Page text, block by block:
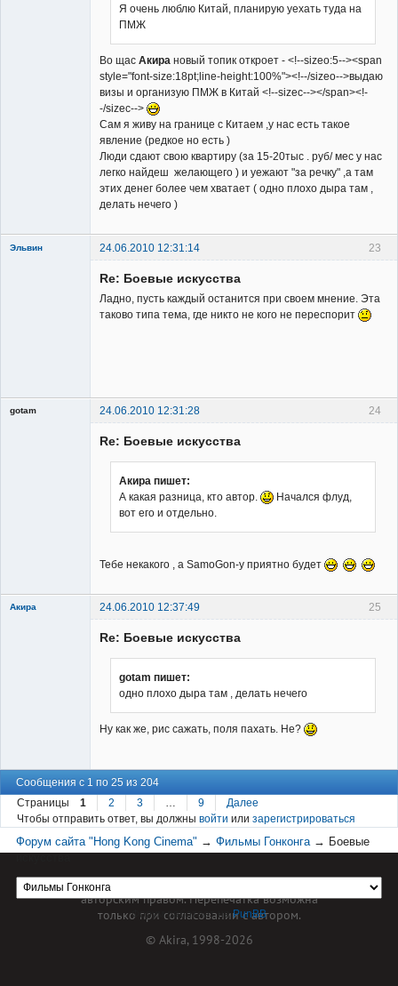
Я очень люблю Китай, планирую уехать туда на
ПМЖ
Во щас Акира новый топик откроет - <!--sizeo:5--><span
style="font-size:18pt;line-height:100%"><!--/sizeo-->выдаю
визы и организую ПМЖ в Китай <!--sizec--></span><!-
-/sizec-->
Сам я живу на границе с Китаем ,у нас есть такое
явление (редкое но есть )
Люди сдают свою квартиру (за 15-20тыс . руб/ мес у нас
легко найдеш желающего ) и уежают "за речку" ,а там
этих денег более чем хватает ( одно плохо дыра там ,
делать нечего )
23
Эльвин 24.06.2010 12:31:14
Re: Боевые искусства
Ладно, пусть каждый останится при своем мнение. Эта
таково типа тема, где никто не кого не переспорит
24
gotam
24.06.2010 12:31:28
Re: Боевые искусства
Акира пишет:
А какая разница, кто автор.
Начался флуд,
вот его и отдельно.
Тебе некакого , а SamoGon-у приятно будет
25
Акира 24.06.2010 12:37:49
Re: Боевые искусства
gotam пишет:
одно плохо дыра там , делать нечего
Ну как же, рис сажать, поля пахать. Не?
Сообщения с 1 по 25 из 204
Страницы
1 2 3 … 9
Далее
Чтобы отправить ответ, вы должны войти или зарегистрироваться
Форум сайта "Hong Kong Cinema" →Фильмы Гонконга → Боевые
Форум работает наPunBB
Материал сайта hkcinema.ru защищен
авторским правом. Перепечатка возможна
только при согласовании с автором.
© Akira, 1998-2026